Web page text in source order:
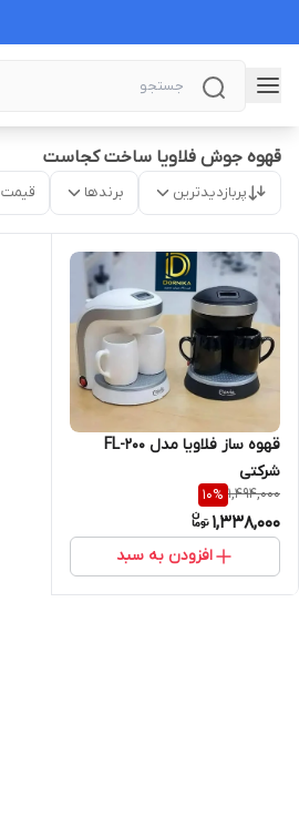
قهوه جوش فلاویا ساخت کجاست
پربازدیدترین برندها قیمت
قهوه ساز فلاویا مدل FL-200
شرکتی
1,494,000
10%
1,338,000
افزودن به سبد